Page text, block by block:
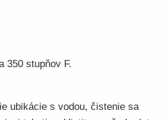
350 stupňov F.
ubikácie s vodou, čistenie sa